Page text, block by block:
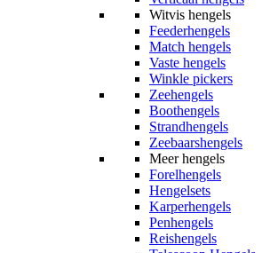
Witvis hengels
Feederhengels
Match hengels
Vaste hengels
Winkle pickers
Zeehengels
Boothengels
Strandhengels
Zeebaarshengels
Meer hengels
Forelhengels
Hengelsets
Karperhengels
Penhengels
Reishengels